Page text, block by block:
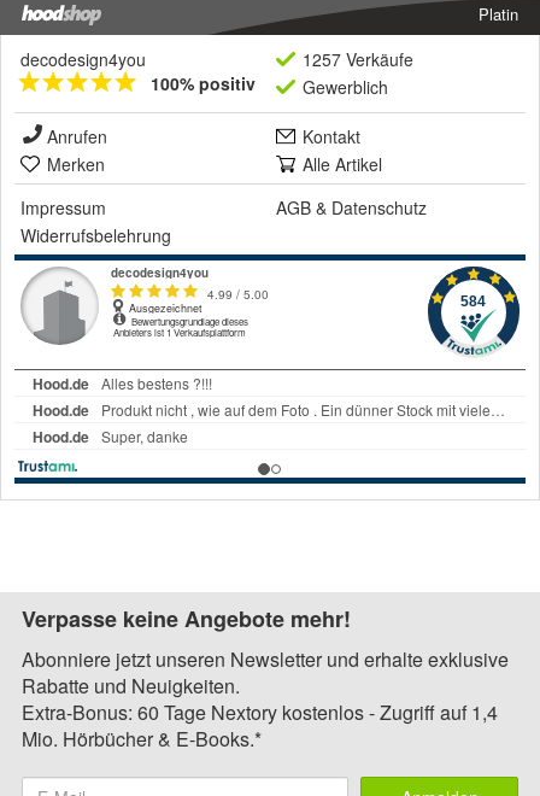
Platin
decodesign4you
100% positiv
1257 Verkäufe
Gewerblich
Anrufen
Kontakt
Merken
Alle Artikel
Impressum
AGB & Datenschutz
Widerrufsbelehrung
Verpasse keine Angebote mehr!
Abonniere jetzt unseren Newsletter und erhalte exklusive
Rabatte und Neuigkeiten.
Extra-Bonus: 60 Tage Nextory kostenlos - Zugriff auf 1,4
Mio. Hörbücher & E-Books.*